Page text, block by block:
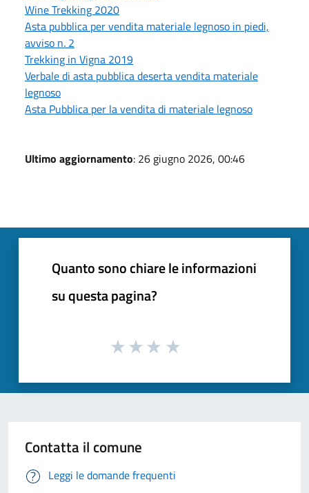
Wine Trekking 2020
Asta pubblica per vendita materiale legnoso in piedi,
avviso n. 2
Trekking in Vigna 2019
Verbale di asta pubblica deserta vendita materiale
legnoso
Asta Pubblica per la vendita di materiale legnoso
Ultimo aggiornamento: 26 giugno 2026, 00:46
Quanto sono chiare le informazioni
su questa pagina?
Contatta il comune
Leggi le domande frequenti